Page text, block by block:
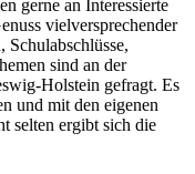
gerne an Interessierte
vielversprechender
sind an der
Holstein gefragt. Es
und mit den eigenen
selten ergibt sich die